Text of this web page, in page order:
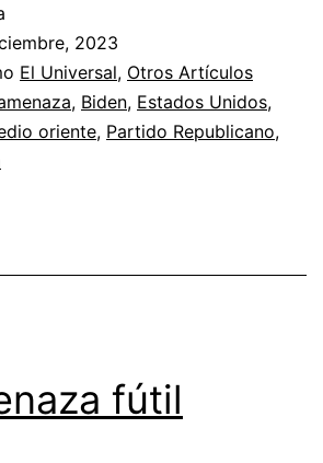
2023
El Universal, Otros Artículos
, Biden, Estados Unidos,
oriente, Partido Republicano,
fútil